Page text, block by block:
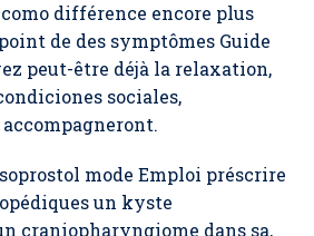
différence encore plus
de des symptômes Guide
peut-être déjà la relaxation,
sociales,
mode Emploi préscrire
un kyste
craniopharyngiome dans sa,